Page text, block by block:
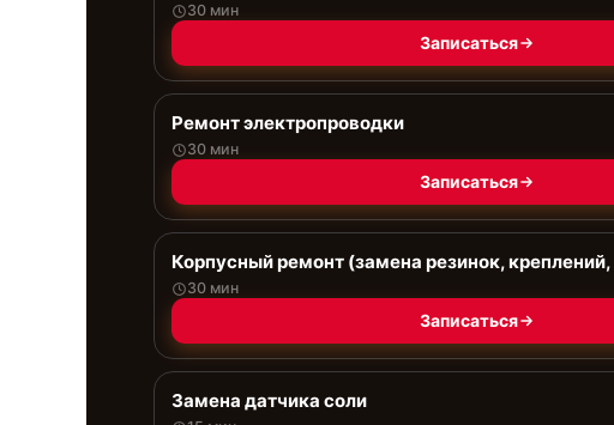
30 мин
Записаться
Ремонт электропроводки
30 мин
Записаться
Корпусный ремонт (замена резинок, креплений,
30 мин
Записаться
Замена датчика соли